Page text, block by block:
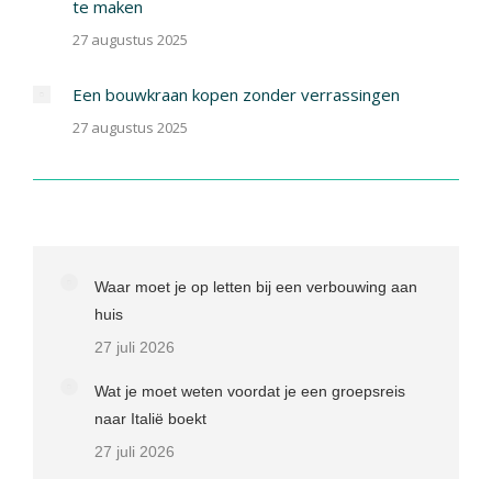
te maken
27 augustus 2025
Een bouwkraan kopen zonder verrassingen
27 augustus 2025
Waar moet je op letten bij een verbouwing aan
huis
27 juli 2026
Wat je moet weten voordat je een groepsreis
naar Italië boekt
27 juli 2026